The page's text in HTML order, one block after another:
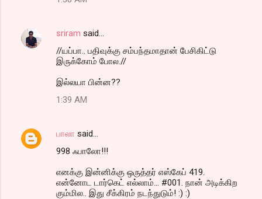
sriram said…
//யப்பா.. பதிவுக்கு சம்பந்தமாதான் பேசிகிட்டு
இருக்கோம் போல.//
இல்லயா பின்ன??
1:39 AM
பாலா said…
998 ஃபாலோ!!!
எனக்கு இன்னிக்கு ஒருத்தர் எஸ்கேப் 419.
என்னோட டார்கெட் எல்லாம்... #001. நான் அடிக்கிற
கும்மில.. இது சீக்கிரம் நடந்துடும்! :) :)